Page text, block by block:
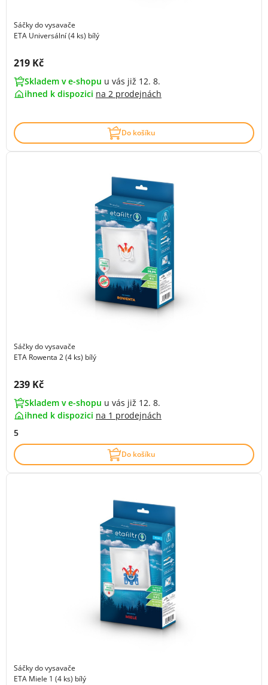
Sáčky do vysavače
ETA Universální (4 ks) bílý
Cena s DPH:
219 Kč
Skladem v e-shopu u vás již 12. 8.
ihned k dispozici na 2 prodejnách
Do košíku
Sáčky do vysavače
ETA Rowenta 2 (4 ks) bílý
Cena s DPH:
239 Kč
Skladem v e-shopu u vás již 12. 8.
ihned k dispozici na 1 prodejnách
5
Do košíku
Sáčky do vysavače
ETA Miele 1 (4 ks) bílý